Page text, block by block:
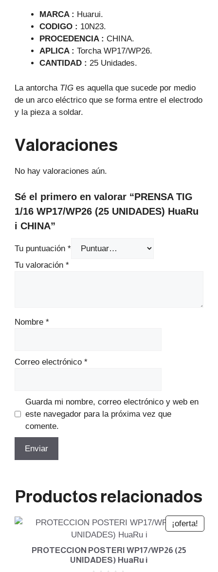
MARCA : Huarui.
CODIGO : 10N23.
PROCEDENCIA : CHINA.
APLICA : Torcha WP17/WP26.
CANTIDAD : 25 Unidades.
La antorcha TIG es aquella que sucede por medio
de un arco eléctrico que se forma entre el electrodo
y la pieza a soldar.
Valoraciones
No hay valoraciones aún.
Sé el primero en valorar “PRENSA TIG
1/16 WP17/WP26 (25 UNIDADES) HuaRu
i CHINA”
Tu puntuación *
Tu valoración *
Nombre *
Correo electrónico *
Guarda mi nombre, correo electrónico y web en
este navegador para la próxima vez que
comente.
Productos relacionados
¡oferta!
PROTECCION POSTERI WP17/WP26 (25
UNIDADES) HuaRu i